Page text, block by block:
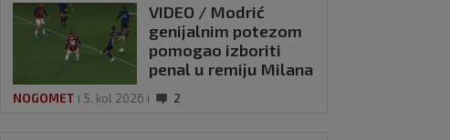
VIDEO / Modrić
genijalnim potezom
pomogao izboriti
penal u remiju Milana
NOGOMET 5. kol 2026 2